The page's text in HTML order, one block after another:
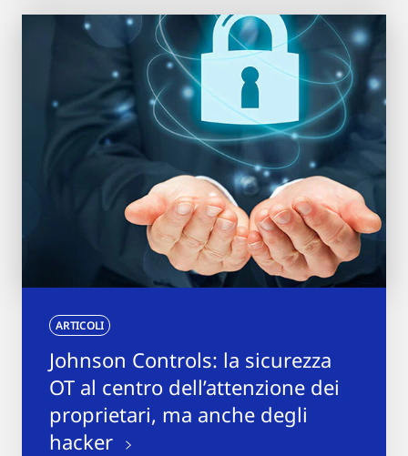
ARTICOLI
Johnson Controls: la sicurezza
OT al centro dell’attenzione dei
proprietari, ma anche degli
hacker